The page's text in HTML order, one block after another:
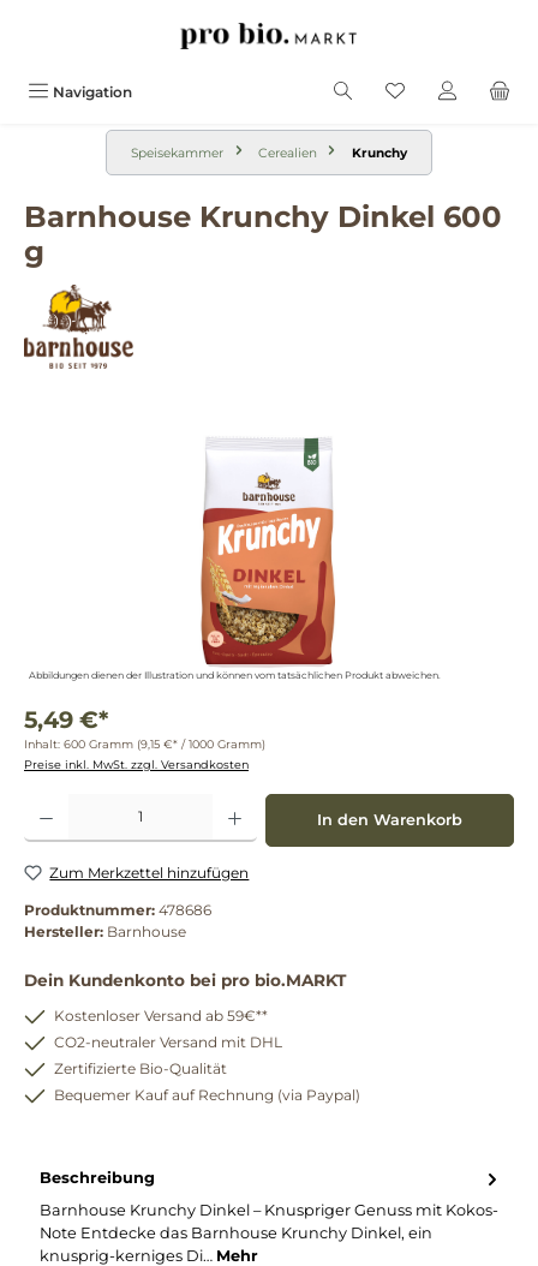
Navigation
Speisekammer Cerealien Krunchy
Barnhouse Krunchy Dinkel 600
g
Abbildungen dienen der Illustration und können vom tatsächlichen Produkt abweichen.
5,49 €*
Inhalt: 600 Gramm (9,15 €* / 1000 Gramm)
Preise inkl. MwSt. zzgl. Versandkosten
Produkt Anzahl: Gib den gewünschten Wert ein oder benutze die Schaltflächen um
In den Warenkorb
Zum Merkzettel hinzufügen
Produktnummer: 478686
Hersteller: Barnhouse
Dein Kundenkonto bei pro bio.MARKT
Kostenloser Versand ab 59€**
CO2-neutraler Versand mit DHL
Zertifizierte Bio-Qualität
Bequemer Kauf auf Rechnung (via Paypal)
Beschreibung
Barnhouse Krunchy Dinkel – Knuspriger Genuss mit Kokos-
Note Entdecke das Barnhouse Krunchy Dinkel, ein
knusprig-kerniges Di… Mehr